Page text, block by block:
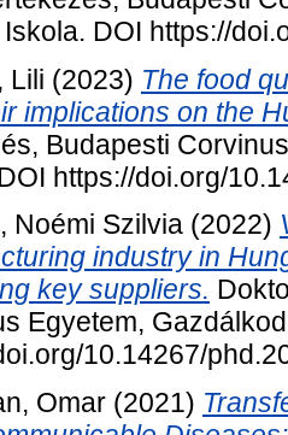
DOI https://
Lili (2023) The food
implications on the
Budapesti
https://doi.org/
Noémi Szilvia (2022)
industry in
key suppliers.
Egyetem,
10.14267/
Omar (2021)